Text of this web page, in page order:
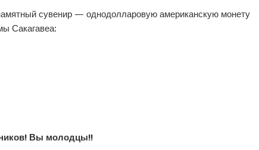
сувенир — однодолларовую американскую монету
Сакагавеа:
Вы молодцы!!